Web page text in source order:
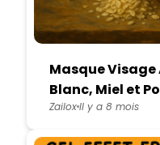
Masque
Blanc, Miel et
ZailoxIl y a 8 mois